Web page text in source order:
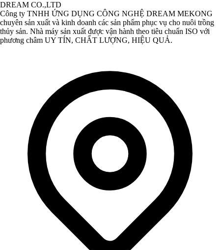
DREAM CO.,LTD
Công ty TNHH ỨNG DỤNG CÔNG NGHỆ DREAM MEKONG
chuyên sản xuất và kinh doanh các sản phẩm phục vụ cho nuôi trồng
thủy sản. Nhà máy sản xuất được vận hành theo tiêu chuẩn ISO với
phương châm UY TÍN, CHẤT LƯỢNG, HIỆU QUẢ.